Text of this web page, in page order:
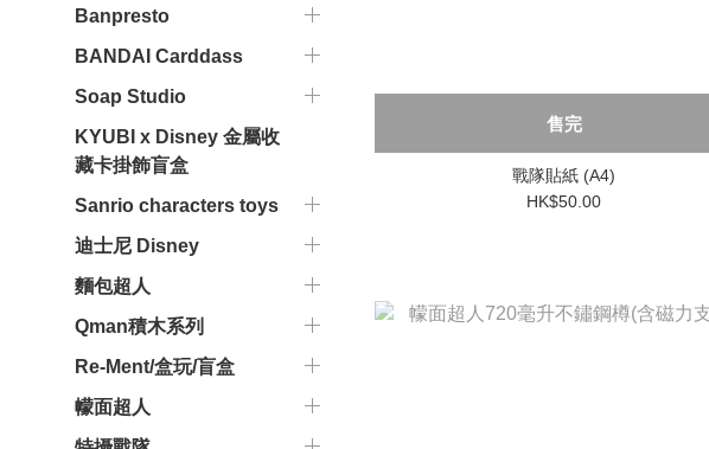
Banpresto
BANDAI Carddass
Soap Studio
KYUBI x Disney 金屬收
藏卡掛飾盲盒
Sanrio characters toys
迪士尼 Disney
麵包超人
Qman積木系列
Re-Ment/盒玩/盲盒
幪面超人
售完
戰隊貼紙 (A4)
HK$50.00